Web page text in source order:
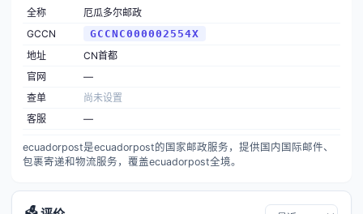
全称
厄瓜多尔邮政
GCCN
GCCNC000002554X
地址
CN首都
官网
—
查单
尚未设置
客服
—
ecuadorpost是ecuadorpost的国家邮政服务，提供国内国际邮件、
包裹寄递和物流服务，覆盖ecuadorpost全境。